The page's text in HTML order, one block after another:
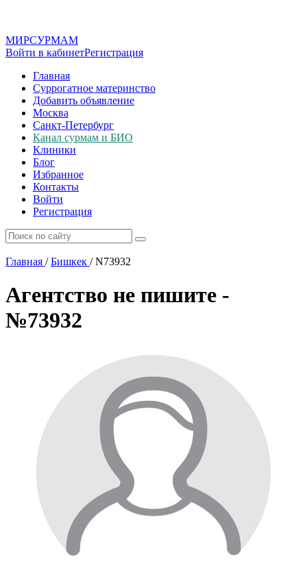
МИРСУРМАМ
Войти в кабинетРегистрация
Главная
Суррогатное материнство
Добавить объявление
Москва
Санкт-Петербург
Канал сурмам и БИО
Клиники
Блог
Избранное
Контакты
Войти
Регистрация
Главная / Бишкек /N73932
Агентство не пишите -
№73932